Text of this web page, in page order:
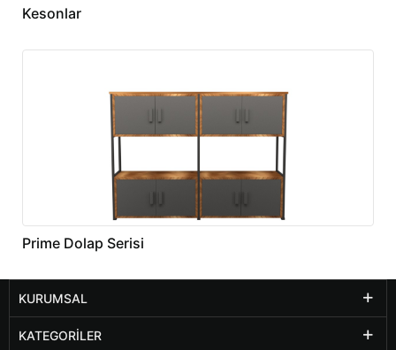
Kesonlar
Prime Dolap Serisi
KURUMSAL
KATEGORILER